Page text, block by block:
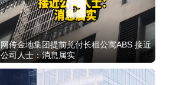
网传金地集团提前兑付长租公寓ABS 接近
公司人士：消息属实